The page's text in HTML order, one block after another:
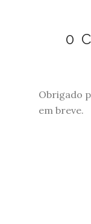
0
Obrigado
em breve.